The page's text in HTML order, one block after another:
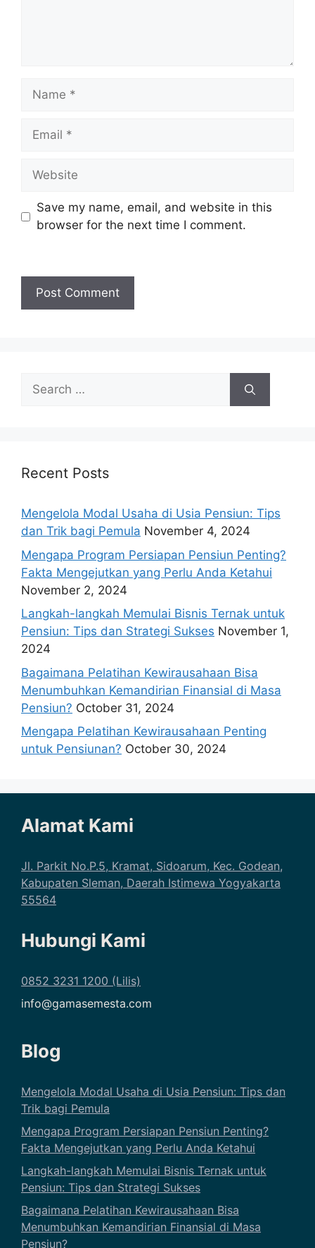
Name
Email
Website
Save my name, email, and website in this
browser for the next time I comment.
Search
for:
Recent Posts
Mengelola Modal Usaha di Usia Pensiun: Tips
dan Trik bagi Pemula November 4, 2024
Mengapa Program Persiapan Pensiun Penting?
Fakta Mengejutkan yang Perlu Anda Ketahui
November 2, 2024
Langkah-langkah Memulai Bisnis Ternak untuk
Pensiun: Tips dan Strategi Sukses November 1,
2024
Bagaimana Pelatihan Kewirausahaan Bisa
Menumbuhkan Kemandirian Finansial di Masa
Pensiun? October 31, 2024
Mengapa Pelatihan Kewirausahaan Penting
untuk Pensiunan? October 30, 2024
Alamat Kami
Jl. Parkit No.P.5, Kramat, Sidoarum, Kec. Godean,
Kabupaten Sleman, Daerah Istimewa Yogyakarta
55564
Hubungi Kami
0852 3231 1200 (Lilis)
info@gamasemesta.com
Blog
Mengelola Modal Usaha di Usia Pensiun: Tips dan
Trik bagi Pemula
Mengapa Program Persiapan Pensiun Penting?
Fakta Mengejutkan yang Perlu Anda Ketahui
Langkah-langkah Memulai Bisnis Ternak untuk
Pensiun: Tips dan Strategi Sukses
Bagaimana Pelatihan Kewirausahaan Bisa
Menumbuhkan Kemandirian Finansial di Masa
Pensiun?